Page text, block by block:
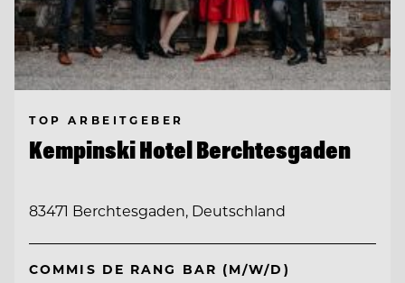
TOP ARBEITGEBER
Kempinski Hotel Berchtesgaden
83471 Berchtesgaden, Deutschland
COMMIS DE RANG BAR (M/W/D)